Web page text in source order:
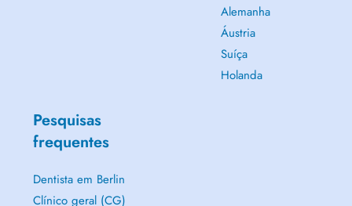
Alemanha
Áustria
Suíça
Holanda
Pesquisas
frequentes
Dentista em Berlin
Clínico geral (CG)